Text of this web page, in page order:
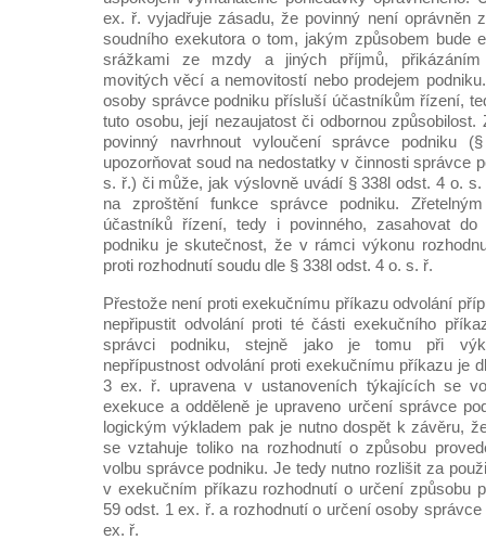
ex. ř. vyjadřuje zásadu, že povinný není oprávněn
soudního exekutora o tom, jakým způsobem bude
srážkami ze mzdy a jiných příjmů, přikázáním
movitých věcí a nemovitostí nebo prodejem
osoby správce podniku přísluší účastníkům řízení,
tuto osobu, její nezaujatost či odbornou
povinný navrhnout vyloučení správce podniku
upozorňovat soud na nedostatky v činnosti správce
s. ř.) či může, jak výslovně uvádí § 338l odst. 4 o. s.
na zproštění funkce správce podniku.
účastníků řízení, tedy i povinného, zasahovat
podniku je skutečnost, že v rámci výkonu
proti rozhodnutí soudu dle § 338l odst. 4 o. s. ř.
Přestože není proti exekučnímu příkazu odvolání
nepřipustit odvolání proti té části exekučního
správci podniku, stejně jako je tomu při
nepřípustnost odvolání proti exekučnímu příkazu je
3 ex. ř. upravena v ustanoveních týkajících se
exekuce a odděleně je upraveno určení správce
logickým výkladem pak je nutno dospět k závěru,
se vztahuje toliko na rozhodnutí o způsobu
volbu správce podniku. Je tedy nutno rozlišit za
v exekučním příkazu rozhodnutí o určení způsobu
59 odst. 1 ex. ř. a rozhodnutí o určení osoby
ex. ř.